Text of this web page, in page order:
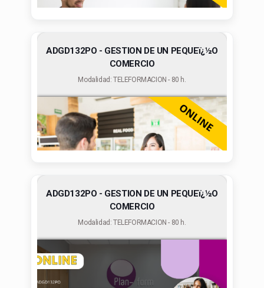
ADGD132PO - GESTION DE UN PEQUEï¿½O
COMERCIO
Modalidad: TELEFORMACION - 80 h.
ADGD132PO - GESTION DE UN PEQUEï¿½O
COMERCIO
Modalidad: TELEFORMACION - 80 h.